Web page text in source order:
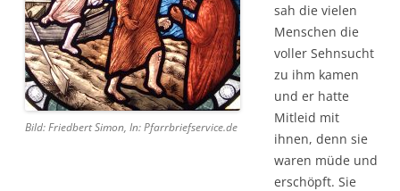
Bild: Friedbert Simon, In: Pfarrbriefservice.de
sah die vielen
Menschen die
voller Sehnsucht
zu ihm kamen
und er hatte
Mitleid mit
ihnen, denn sie
waren müde und
erschöpft. Sie